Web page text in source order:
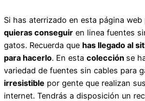
Si has aterrizado en esta página web
quieras conseguir en linea fuentes
gatos. Recuerda que has llegado al
para hacerlo. En esta colección se
variedad de fuentes sin cables para
irresistible por gente que realizan
internet. Tendrás a disposición un